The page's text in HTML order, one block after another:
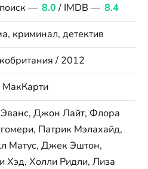
— 8.0 / IMDB — 8.4
криминал, детектив
/ 2012
МакКарти
Джон Лайт, Флора
Патрик Мэлахайд,
Матус, Джек Эштон,
Хэд, Холли Ридли, Лиза